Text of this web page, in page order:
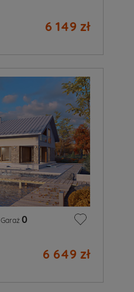
6 149 zł
Garaż 0
6 649 zł